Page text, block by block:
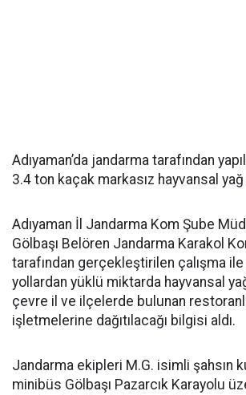
Adıyaman’da jandarma tarafından
3.4 ton kaçak markasız hayvansal
Adıyaman İl Jandarma Kom Şube
Gölbaşı Belören Jandarma Karakol
tarafından gerçekleştirilen çalışma ile
yollardan yüklü miktarda hayvansal
çevre il ve ilçelerde bulunan
işletmelerine dağıtılacağı bilgisi aldı.
Jandarma ekipleri M.G. isimli şahsın
minibüs Gölbaşı Pazarcık Karayolu